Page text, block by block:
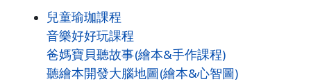
兒童瑜珈課程
音樂好好玩課程
爸媽寶貝聽故事(繪本&手作課程)
聽繪本開發大腦地圖(繪本&心智圖)